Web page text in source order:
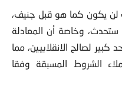
لن يكون كما هو قبل جنيف،
وخاصة أن المعادلة
لصالح الانقلابيين، مما
الشروط المسبقة وفقا